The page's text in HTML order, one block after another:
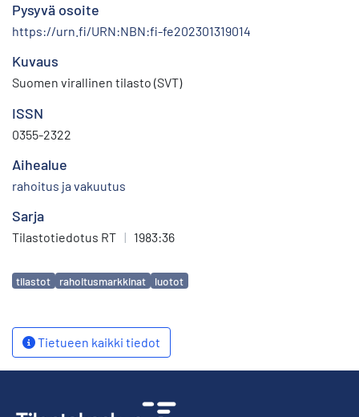
Pysyvä osoite
https://urn.fi/URN:NBN:fi-fe202301319014
Kuvaus
Suomen virallinen tilasto (SVT)
ISSN
0355-2322
Aihealue
rahoitus ja vakuutus
Sarja
Tilastotiedotus RT | 1983:36
Avainsanat
tilastot rahoitusmarkkinat luotot
Tietueen kaikki tiedot